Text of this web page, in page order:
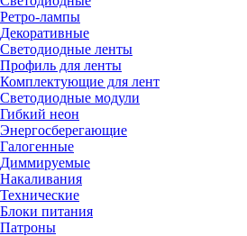
Ретро-лампы
Декоративные
Светодиодные ленты
Профиль для ленты
Комплектующие для лент
Светодиодные модули
Гибкий неон
Энергосберегающие
Галогенные
Диммируемые
Накаливания
Технические
Блоки питания
Патроны